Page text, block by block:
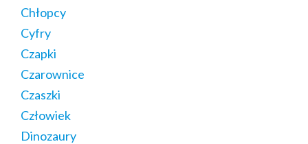
Chłopcy
Cyfry
Czapki
Czarownice
Czaszki
Człowiek
Dinozaury